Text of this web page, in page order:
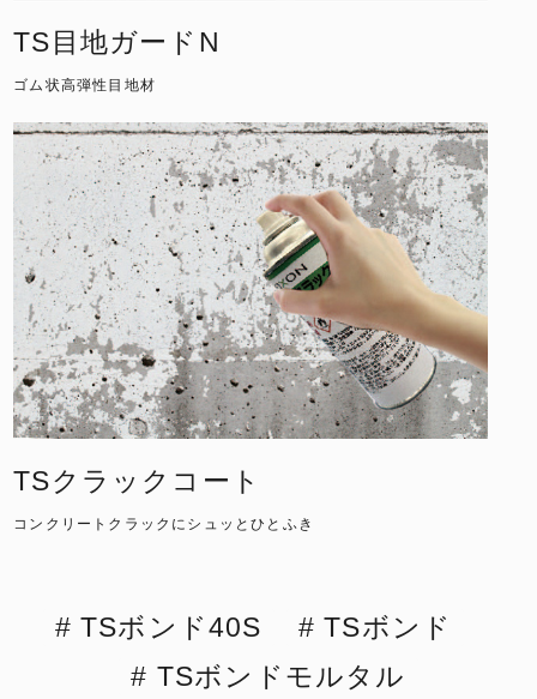
TS目地ガードN
ゴム状高弾性目地材
TSクラックコート
コンクリートクラックにシュッとひとふき
TSボンド40S
TSボンド
TSボンドモルタル